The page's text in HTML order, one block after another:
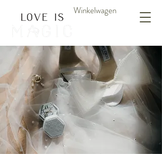
Winkelwagen